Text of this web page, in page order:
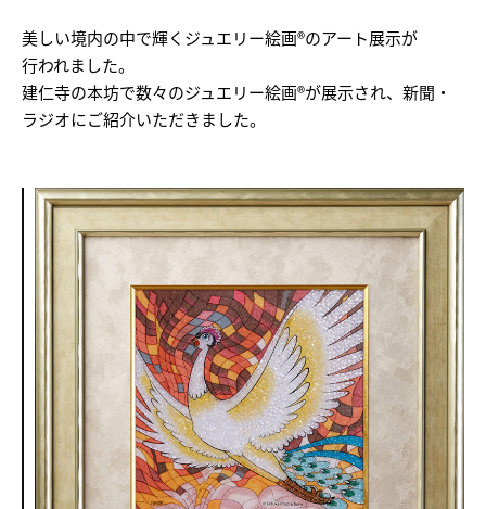
美しい境内の中で輝くジュエリー絵画®のアート展示が
行われました。
建仁寺の本坊で数々のジュエリー絵画®が展示され、新聞・
ラジオにご紹介いただきました。